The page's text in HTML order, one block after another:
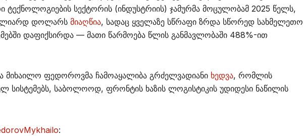
ტექნოლოგიების სექტორის (ინდუსტრიის) ჯამურმა მოცულობამ 2025 წელს,
დოლარს მიაღწია, სადაც ყველაზე სწრაფი ზრდა სწორედ სახმელეთო
დაფიქსირდა — მათი წარმოება წლის განმავლობაში 488%-ით
მიხაილო ფედოროვმა ჩამოაყალიბა გრძელვადიანი ხედვა, რომლის
სისტემებს, საბოლოოდ, ფრონტის ხაზის ლოგისტიკის უდიდესი ნაწილის
: